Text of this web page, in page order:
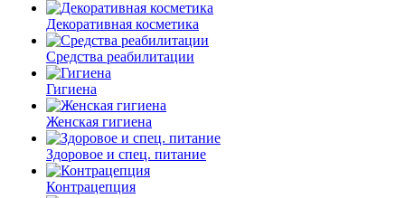
Декоративная косметика
Средства реабилитации
Гигиена
Женская гигиена
Здоровое и спец. питание
Контрацепция